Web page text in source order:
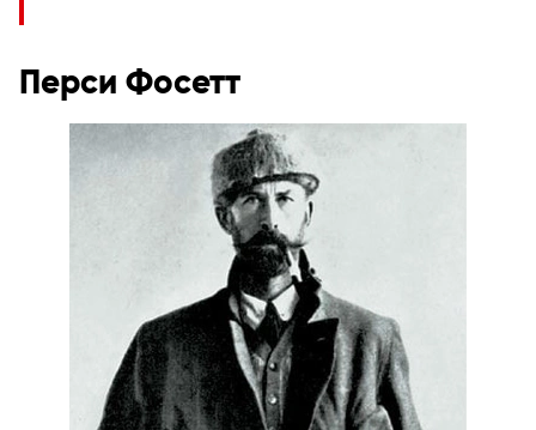
Перси Фосетт